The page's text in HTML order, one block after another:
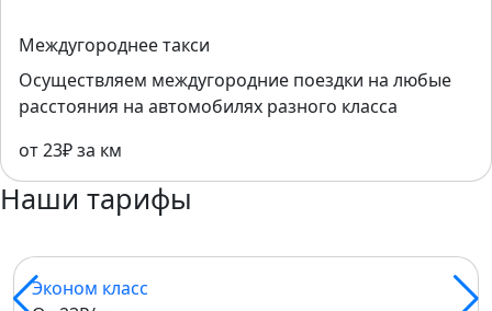
Междугороднее такси
Осуществляем междугородние поездки на любые
расстояния на автомобилях разного класса
от 23₽ за км
Наши тарифы
Эконом класс